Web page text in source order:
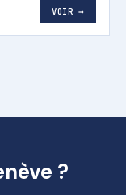
VOIR →
?